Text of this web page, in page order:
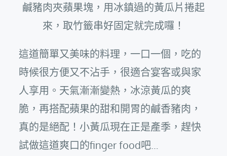
鹹豬肉夾蘋果塊，用冰鎮過的黃瓜片捲起
來，取竹籤串好固定就完成囉！
這道簡單又美味的料理，一口一個，吃的
時候很方便又不沾手，很適合宴客或與家
人享用。天氣漸漸變熱，冰涼黃瓜的爽
脆，再搭配蘋果的甜和開胃的鹹香豬肉，
真的是絕配！小黃瓜現在正是產季，趕快
試做這道爽口的finger food吧…